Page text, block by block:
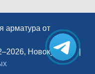
арматура от
Новокузнецк
|